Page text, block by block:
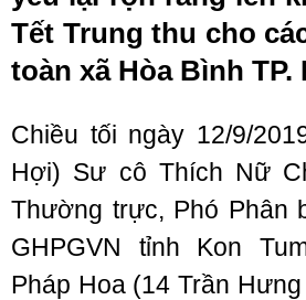
Tết Trung thu cho
toàn xã Hòa Bình TP.
Chiều tối ngày 12/9/
Hợi) Sư cô Thích Nữ
Thường trực, Phó Phân
GHPGVN tỉnh Kon
Pháp Hoa (14 Trần